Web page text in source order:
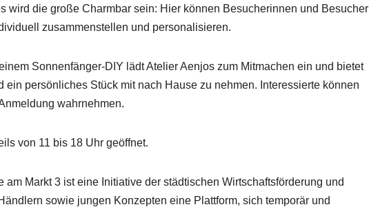
wird die große Charmbar sein: Hier können Besucherinnen und Besucher
zusammenstellen und personalisieren.
Sonnenfänger-DIY lädt Atelier Aenjos zum Mitmachen ein und bietet
persönliches Stück mit nach Hause zu nehmen. Interessierte können
wahrnehmen.
von 11 bis 18 Uhr geöffnet.
Markt 3 ist eine Initiative der städtischen Wirtschaftsförderung und
sowie jungen Konzepten eine Plattform, sich temporär und